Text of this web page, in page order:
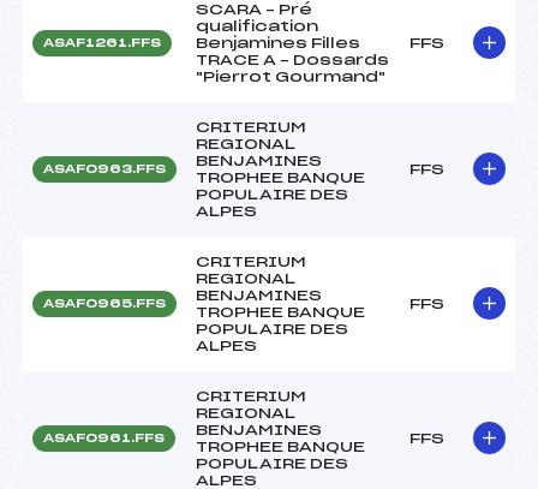
ASAF1261.FFS
SCARA – Pré
qualification
Benjamines Filles
TRACE A – Dossards
"Pierrot Gourmand"
FFS
ASAF0963.FFS
CRITERIUM
REGIONAL
BENJAMINES
TROPHEE BANQUE
POPULAIRE DES
ALPES
FFS
ASAF0965.FFS
CRITERIUM
REGIONAL
BENJAMINES
TROPHEE BANQUE
POPULAIRE DES
ALPES
FFS
ASAF0961.FFS
CRITERIUM
REGIONAL
BENJAMINES
TROPHEE BANQUE
POPULAIRE DES
ALPES
FFS